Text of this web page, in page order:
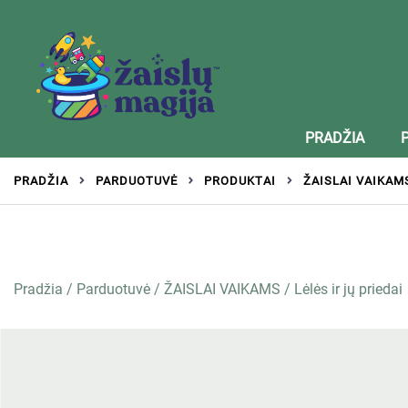
Zaislumagija.lt – žaislų parduotuvė vaikams
Žaislai tinkantys įvairaus amžiaus vaikamsPRADŽIA
PRADŽIA PARDUOTUVĖ PRODUKTAI ŽAISLAI
Pradžia / Parduotuvė / ŽAISLAI VAIKAMS / Lėlės ir jų priedai